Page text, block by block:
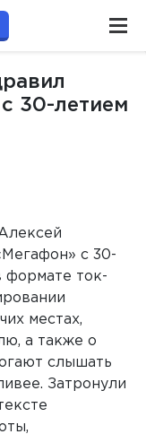
30-летием
с 30-
формате ток-
местах,
а также о
слышать
Затронули